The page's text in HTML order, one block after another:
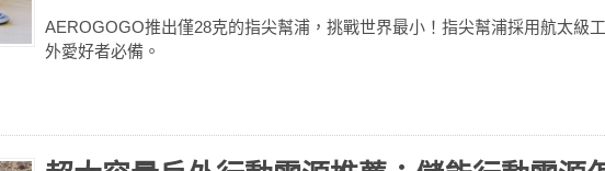
AEROGOGO推出僅28克的指尖幫浦，挑戰世界最小！指尖幫浦採用航太級
外愛好者必備。